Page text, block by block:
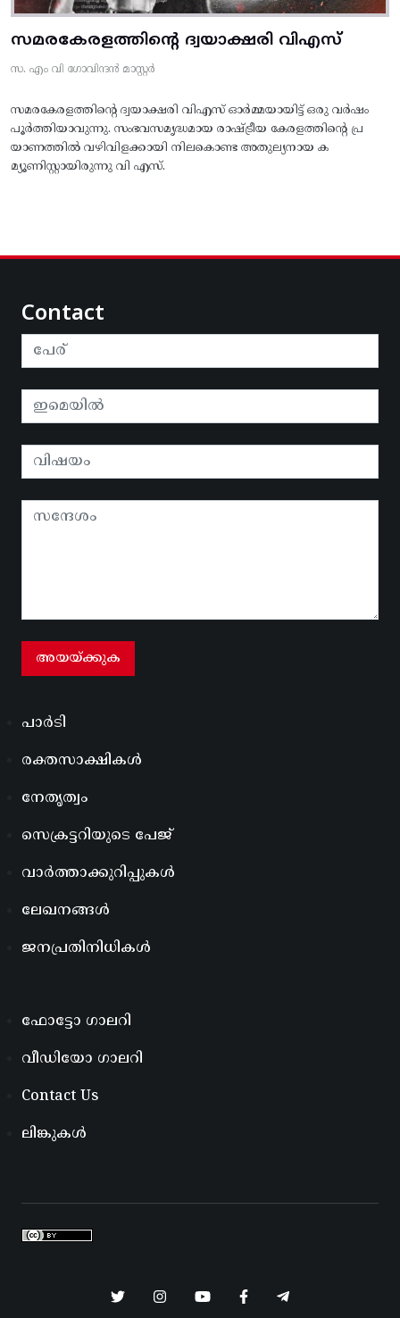
സമരകേരളത്തിൻ്റെ ദ്വയാക്ഷരി വിഎസ്
സ. എം വി ഗോവിന്ദൻ മാസ്റ്റർ
സമരകേരളത്തിൻ്റെ ദ്വയാക്ഷരി വിഎസ് ഓർമ്മയായിട്ട് ഒരു വർഷം
പൂർത്തിയാവുന്നു. സംഭവസമൃദ്ധമായ രാഷ്ട്രീയ കേരളത്തിന്റെ പ്ര
യാണത്തിൽ വഴിവിളക്കായി നിലകൊണ്ട അതുല്യനായ ക
മ്യൂണിസ്റ്റായിരുന്നു വി എസ്.
Contact
പാർടി
രക്തസാക്ഷികൾ
നേതൃത്വം
സെക്രട്ടറിയുടെ പേജ്
വാർത്താക്കുറിപ്പുകൾ
ലേഖനങ്ങൾ
ജനപ്രതിനിധികൾ
ഫോട്ടോ ഗാലറി
വീഡിയോ ഗാലറി
Contact Us
ലിങ്കുകൾ